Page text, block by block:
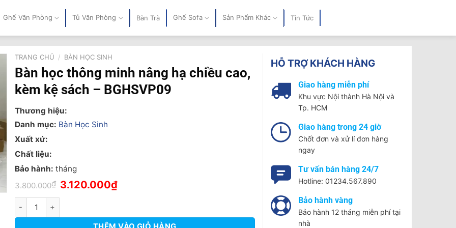
Ghế Văn Phòng Tủ Văn Phòng Bàn Trà Ghế Sofa Sản Phẩm Khác Tin Tức
TRANG CHỦ / BÀN HỌC SINH
Bàn học thông minh nâng hạ chiều cao,
kèm kệ sách – BGHSVP09
Thương hiệu:
Danh mục: Bàn Học Sinh
Xuất xứ:
Chất liệu:
Bảo hành: tháng
3.800.000₫ Giá
gốc
là:
3.120.000₫Giá
hiện
Bàn học thông minh nâng hạ chiều cao, kèm kệ sách - BGHSVP09 số lượng
HỖ TRỢ KHÁCH HÀNG
Giao hàng miễn phí
Khu vực Nội thành Hà Nội và
Tp. HCM
Giao hàng trong 24 giờ
Chốt đơn và xử lí đơn hàng
ngay
Tư vấn bán hàng 24/7
Hotline: 01234.567.890
Bảo hành vàng
Bảo hành 12 tháng miễn phí tại
nhà